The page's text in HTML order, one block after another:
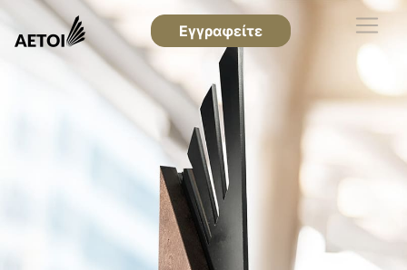
Εγγραφείτε